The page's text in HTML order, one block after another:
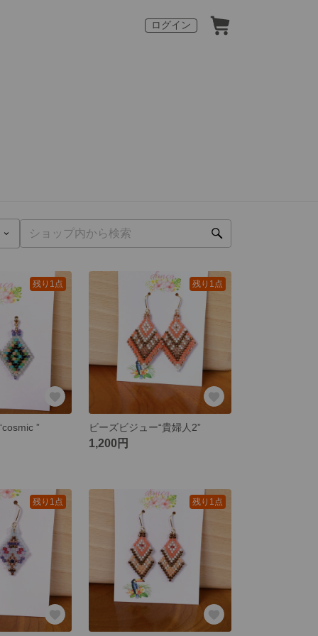
ログイン
残り1点
”
残り1点
ビーズビジュー“貴婦人2”
1,200円
残り1点 残り1点